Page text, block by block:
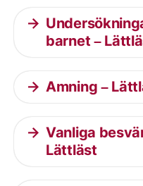
barnet –
Amning –
Vanliga
Lättläst